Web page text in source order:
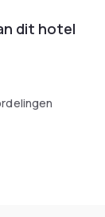
dit hotel